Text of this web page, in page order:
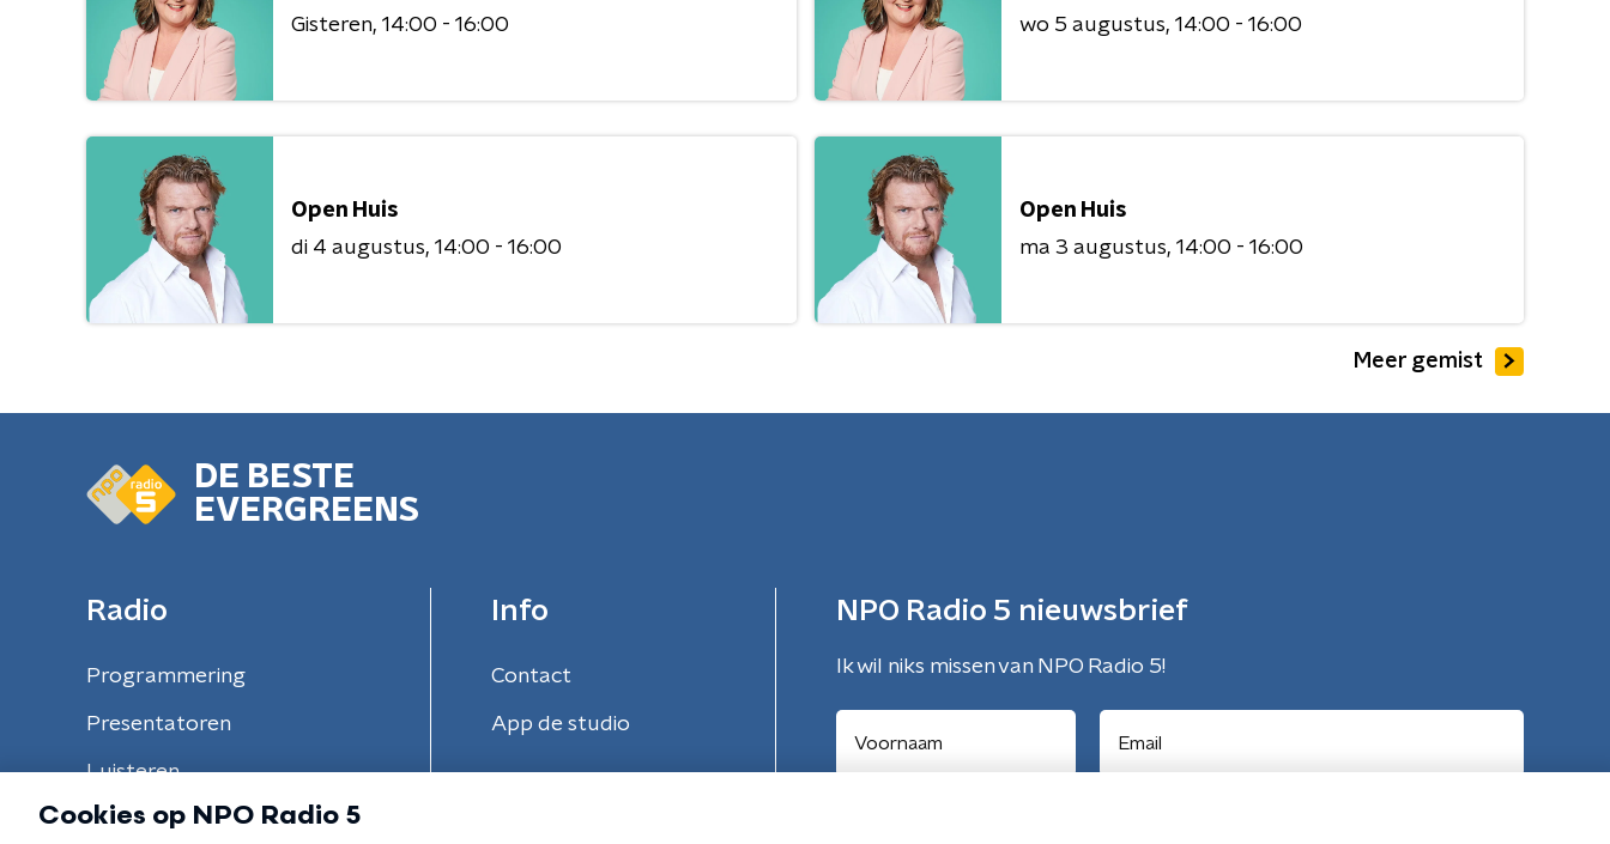
Gisteren 14:00 - 16:00
wo 5 augustus 14:00 - 16:00
Open Huis
di 4 augustus 14:00 - 16:00
Open Huis
ma 3 augustus 14:00 - 16:00
Meer gemist
DE BESTE
EVERGREENS
Radio
Programmering
Presentatoren
Luisteren
Info
Contact
App de studio
NPO Radio 5 nieuwsbrief
Ik wil niks missen van NPO Radio 5!